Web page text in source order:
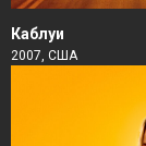
Каблуи
2007, США